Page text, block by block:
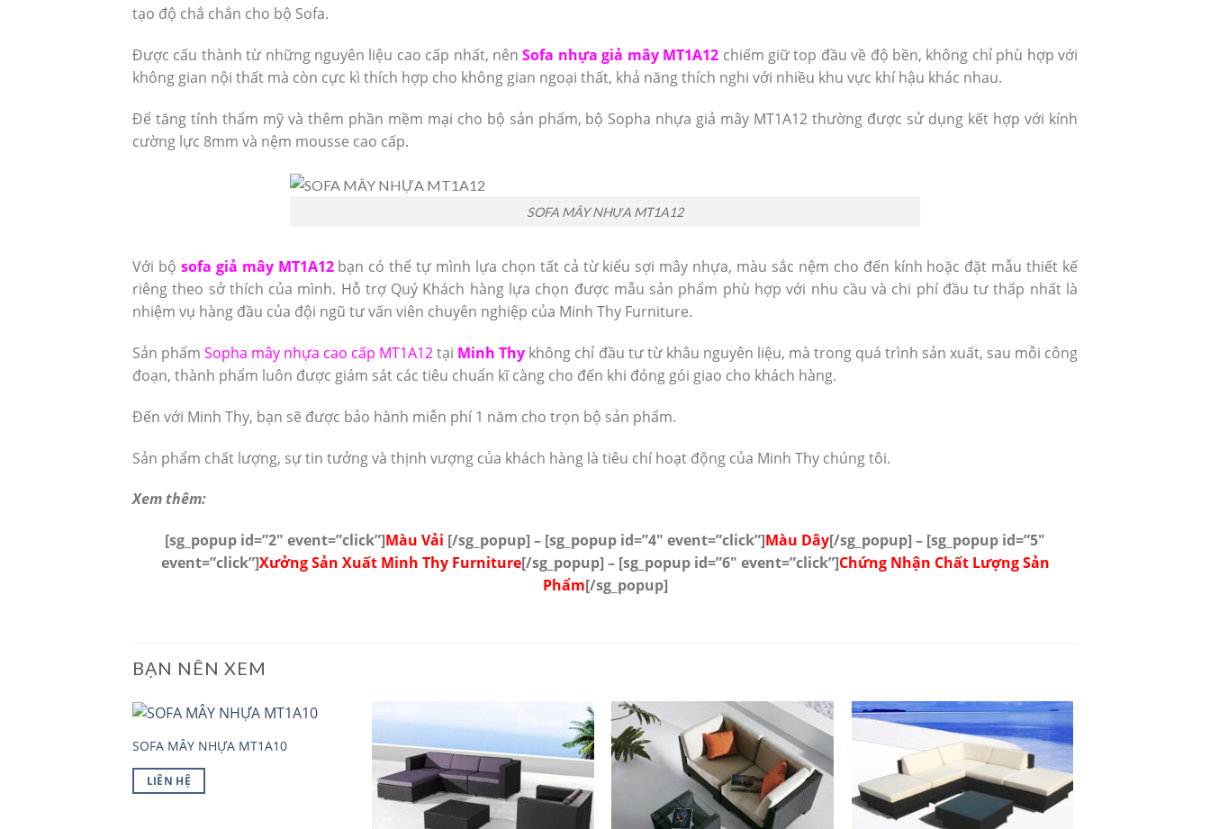
tạo độ chắ chắn cho bộ Sofa.
Được cấu thành từ những nguyên liệu cao cấp nhất, nênSofa nhựa giả mây MT1A12 chiếm giữ top đầu về độ bền, không chỉ phù hợp với
không gian nội thất mà còn cực kì thích hợp cho không gian ngoại thất, khả năng thích nghi với nhiều khu vực khí hậu khác nhau.
Để tăng tính thẩm mỹ và thêm phần mềm mại cho bộ sản phẩm, bộ Sopha nhựa giả mây MT1A12 thường được sử dụng kết hợp với kính
cường lực 8mm và nệm mousse cao cấp.
SOFA MÂY NHỰA MT1A12
Với bộ sofa giả mây MT1A12bạn có thể tự mình lựa chọn tất cả từ kiểu sợi mây nhựa, màu sắc nệm cho đến kính hoặc đặt mẫu thiết kế
riêng theo sở thích của mình. Hỗ trợ Quý Khách hàng lựa chọn được mẫu sản phẩm phù hợp với nhu cầu và chi phí đầu tư thấp nhất là
nhiệm vụ hàng đầu của đội ngũ tư vấn viên chuyên nghiệp của Minh Thy Furniture.
Sản phẩmSopha mây nhựa cao cấp MT1A12tại Minh Thy không chỉ đầu tư từ khâu nguyên liệu, mà trong quá trình sản xuất, sau mỗi công
đoạn, thành phẩm luôn được giám sát các tiêu chuẩn kĩ càng cho đến khi đóng gói giao cho khách hàng.
Đến với Minh Thy, bạn sẽ được bảo hành miễn phí 1 năm cho trọn bộ sản phẩm.
Sản phẩm chất lượng, sự tin tưởng và thịnh vượng của khách hàng là tiêu chí hoạt động của Minh Thy chúng tôi.
Xem thêm:
[sg_popup id=”2″ event=”click”]Màu Vải [/sg_popup] – [sg_popup id=”4″ event=”click”]Màu Dây[/sg_popup]– [sg_popup id=”5″
event=”click”]Xưởng Sản Xuất Minh Thy Furniture[/sg_popup]– [sg_popup id=”6″ event=”click”]Chứng Nhận Chất Lượng Sản
Phẩm[/sg_popup]
BẠN NÊN XEM
SOFA MÂY NHỰA MT1A10
LIÊN HỆ